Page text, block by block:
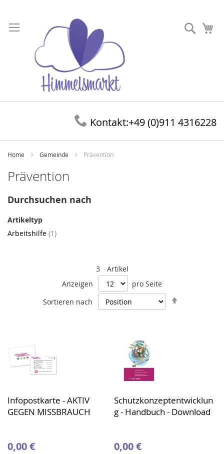
zum
Inhalt
Suche
Kontakt:+49 (0)911 4316228
Home Gemeinde Prävention
Prävention
3
Artikel
Anzeigen
pro Seite
Sortieren nach
Infopostkarte - AKTIV
GEGEN MISSBRAUCH
0,00 €
Schutzkonzeptentwicklun
g - Handbuch - Download
0,00 €
Durchsuchen nach
Artikeltyp
Arbeitshilfe 1Artikel